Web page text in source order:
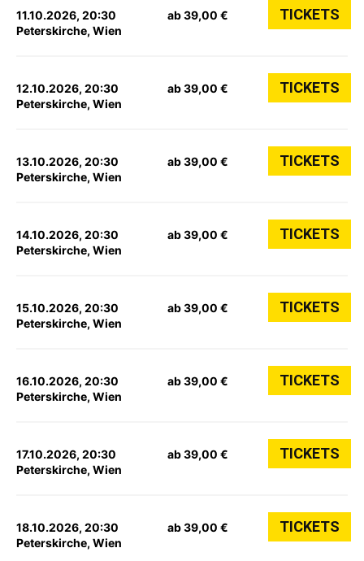
11.10.2026, 20:30
Peterskirche, Wien
ab 39,00 € TICKETS
12.10.2026, 20:30
Peterskirche, Wien
ab 39,00 € TICKETS
13.10.2026, 20:30
Peterskirche, Wien
ab 39,00 € TICKETS
14.10.2026, 20:30
Peterskirche, Wien
ab 39,00 € TICKETS
15.10.2026, 20:30
Peterskirche, Wien
ab 39,00 € TICKETS
16.10.2026, 20:30
Peterskirche, Wien
ab 39,00 € TICKETS
17.10.2026, 20:30
Peterskirche, Wien
ab 39,00 € TICKETS
18.10.2026, 20:30
Peterskirche, Wien
ab 39,00 € TICKETS